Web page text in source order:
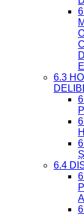
6.3
6.4